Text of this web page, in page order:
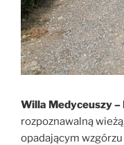
Willa Medyceuszy –
rozpoznawalną
opadającym